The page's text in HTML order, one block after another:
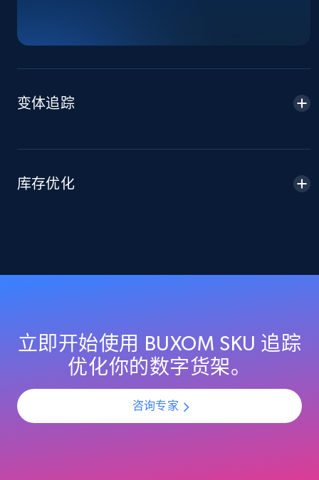
2.1K+ 355+
and more.
URL, Domain, Country code, Model number,
Sku, Product id, Product name, Manufacturer,
and more.
355+
变体追踪
库存优化
立即开始使用 BUXOM SKU 追踪
优化你的数字货架。
咨询专家